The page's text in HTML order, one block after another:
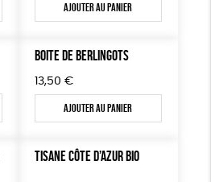
Ajouter au panier
BOITE DE BERLINGOTS
13,50 €
Ajouter au panier
TISANE CÔTE D’AZUR BIO